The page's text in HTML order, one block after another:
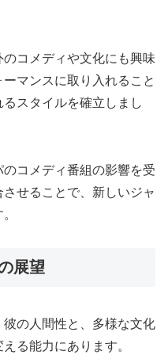
コメディや文化にも興味
マンスに取り入れること
スタイルを確立しまし
コメディ番組の影響を受
せることで、新しいジャ
展望
の人間性と、多様な文化
る能力にあります。